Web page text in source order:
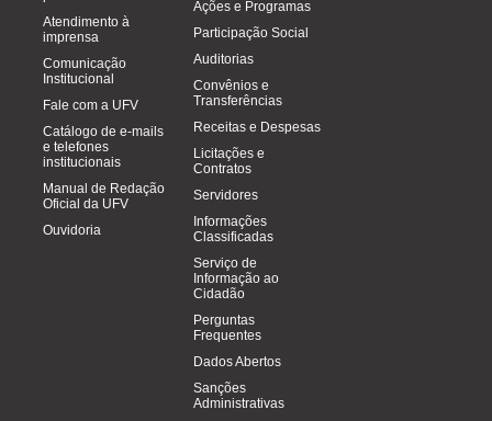
Atendimento à
imprensa
Comunicação
Institucional
Fale com a UFV
Catálogo de e-mails
e telefones
institucionais
Manual de Redação
Oficial da UFV
Ouvidoria
Ações e Programas
Participação Social
Auditorias
Convênios e
Transferências
Receitas e Despesas
Licitações e
Contratos
Servidores
Informações
Classificadas
Serviço de
Informação ao
Cidadão
Perguntas
Frequentes
Dados Abertos
Sanções
Administrativas